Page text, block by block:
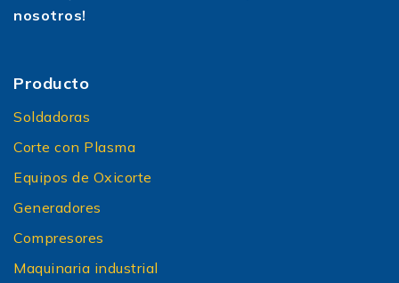
nosotros!
Producto
Soldadoras
Corte con Plasma
Equipos de Oxicorte
Generadores
Compresores
Maquinaria industrial